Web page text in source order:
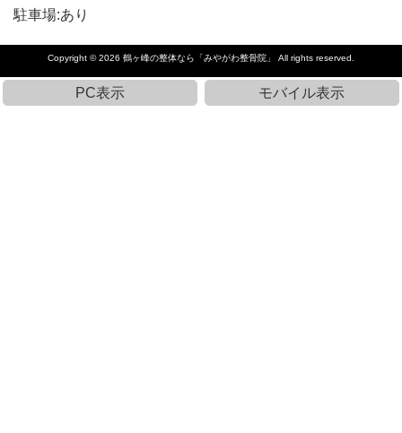
駐車場:あり
Copyright © 2026 鶴ヶ峰の整体なら「みやがわ整骨院」 All rights reserved.
PC表示 モバイル表示